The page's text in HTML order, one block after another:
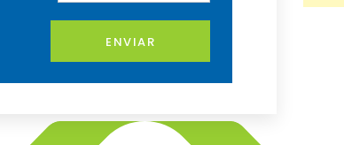
ENVIAR